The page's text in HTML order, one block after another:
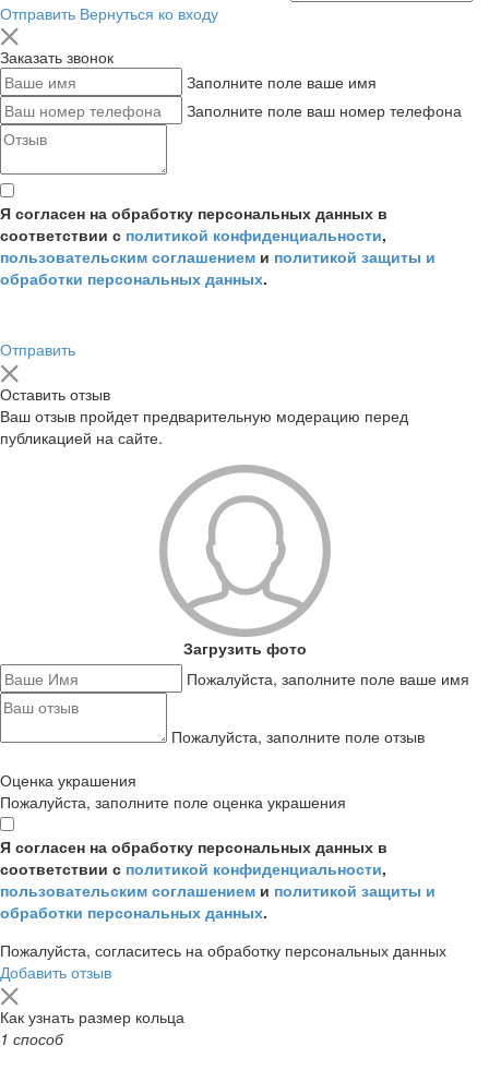
Отправить Вернуться ко входу
Заказать звонок
Заполните поле ваше имя
Заполните поле ваш номер телефона
Я согласен на обработку персональных данных в
соответствии с политикой конфиденциальности,
пользовательским соглашением и политикой защиты и
обработки персональных данных.
Отправить
Оставить отзыв
Ваш отзыв пройдет предварительную модерацию перед
публикацией на сайте.
Загрузить фото
Пожалуйста, заполните поле ваше имя
Пожалуйста, заполните поле отзыв
Оценка украшения
Пожалуйста, заполните поле оценка украшения
Я согласен на обработку персональных данных в
соответствии с политикой конфиденциальности,
пользовательским соглашением и политикой защиты и
обработки персональных данных.
Пожалуйста, согласитесь на обработку персональных данных
Добавить отзыв
Как узнать размер кольца
1 способ